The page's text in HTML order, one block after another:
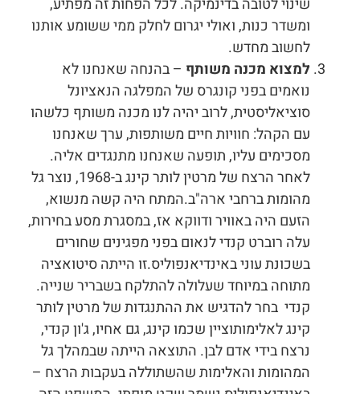
ומשדר כנות, ואולי יגרום לחלק ממי ששומע אותנו
לחשוב מחדש.
למצוא מכנה משותף – בהנחה שאנחנו לא
נואמים בפני קונגרס של המפלגה הנאציונל
סוציאליסטית, לרוב יהיה לנו מכנה משותף כלשהו
עם הקהל: חוויות חיים משותפות, ערך שאנחנו
מסכימים עליו, תופעה שאנחנו מתנגדים אליה.
לאחר הרצח של מרטין לותר קינג ב-1968, נוצר גל
מהומות ברחבי ארה"ב.המתח היה קשה מנשוא,
הזעם היה באוויר ודווקא אז, במסגרת מסע בחירות,
עלה רוברט קנדי לנאום בפני מפגינים שחורים
בשכונת עוני באינדיאנפוליס.זו הייתה סיטואציה
מתוחה במיוחד שעלולה להתלקח בשבריר שנייה.
קנדי בחר להדגיש את ההתנגדות של מרטין לותר
קינג לאלימותוציין שכמו קינג, גם אחיו, ג'ון קנדי,
נרצח בידי אדם לבן. התוצאה הייתה שבמהלך גל
המהומות והאלימות שהשתוללה בעקבות הרצח –